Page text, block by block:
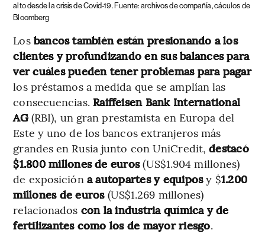
alto desde la crisis de Covid-19. Fuente: archivos de compañía, cáculos de
Bloomberg
Los bancos también están presionando a los
clientes y profundizando en sus balances para
ver cuáles pueden tener problemas para pagar
los préstamos a medida que se amplían las
consecuencias.Raiffeisen Bank International
AG(RBI), un gran prestamista en Europa del
Este y uno de los bancos extranjeros más
grandes en Rusia junto con UniCredit,destacó
$1.800 millones de euros(US$1.904 millones)
de exposición a autopartes y equiposy $1.200
millones de euros(US$1.269 millones)
relacionados con la industria química y de
fertilizantes como los de mayor riesgo.